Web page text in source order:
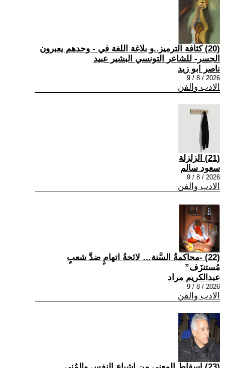
(20) كثافة الترميز..و بلاغة اللغة في - وحدهم يعبرون
الجسر- للشاعر التونسي البشير عبيد
ناصر ابو زيد
2026 / 8 / 9
الادب والفن
(21) الزلزلة
سعود سالم
2026 / 8 / 9
الادب والفن
(22) -محاكمةُ السَّنة… لائحةُ اتهامٍ ضدَّ شعبٍ
مُستنزَف”
عبدالكريم مراد
2026 / 8 / 9
الادب والفن